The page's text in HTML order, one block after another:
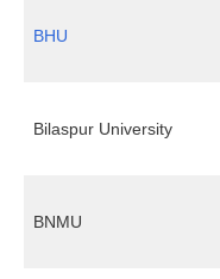
BHU
Bilaspur University
BNMU